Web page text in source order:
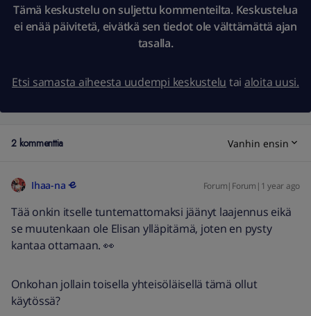
Tämä keskustelu on suljettu kommenteilta. Keskustelua
ei enää päivitetä, eivätkä sen tiedot ole välttämättä ajan
tasalla.
Etsi samasta aiheesta uudempi keskustelu tai aloita uusi.
2 kommenttia Vanhin ensin
Ihaa-na Forum|Forum|1 year ago
Tää onkin itselle tuntemattomaksi jäänyt laajennus eikä
se muutenkaan ole Elisan ylläpitämä, joten en pysty
kantaa ottamaan. 👀
Onkohan jollain toisella yhteisöläisellä tämä ollut
käytössä?